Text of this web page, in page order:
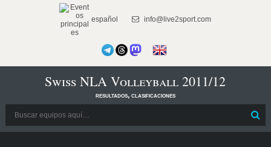
español info@live2sport.com
Swiss NLA Volleyball 2011/12
resultados, clasificaciones